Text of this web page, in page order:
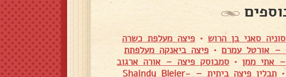
סאני בן הרוש •פיצה מעלפת כשרה
– אורטל עמרם• פיצה ביאנקה מעלפתת
אתי ממן • סמבוסק פיצה – אורה ארגוב
•
תבלין פיצה ביתית – Shaindy Bleier-